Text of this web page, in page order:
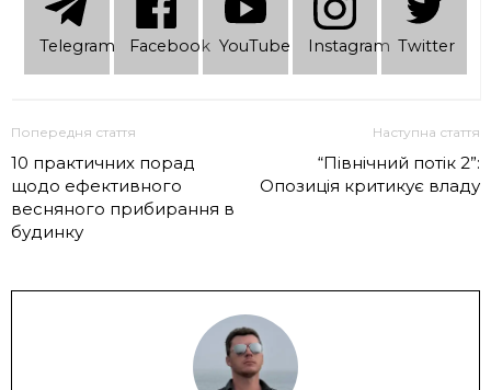
Telеgram Facebook YouTube Instagram Twitter
Попередня стаття
10 практичних порад
щодо ефективного
весняного прибирання в
будинку
Наступна стаття
“Північний потік 2”:
Опозиція критикує владу